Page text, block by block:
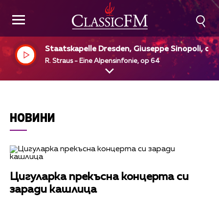
Staatskapelle Dresden, Giuseppe Sinopoli, dir
R. Straus - Eine Alpensinfonie, op 64
НОВИНИ
Цигуларка прекъсна концерта си
заради кашлица